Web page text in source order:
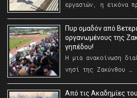
εργασιών, η εικόνα
Πυρ ομαδόν από
οργανωμένους της
γηπέδου!
Η μια ανακοίνωση
νησί της Ζακύνθου …
Από τις Ακαδημίες